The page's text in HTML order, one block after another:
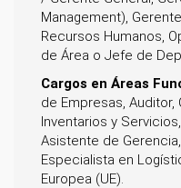
Management),
Recursos Humanos,
de Área o Jefe de
Cargos en Áreas
de Empresas,
Inventarios y
Asistente de
Especialista en
Europea (UE).